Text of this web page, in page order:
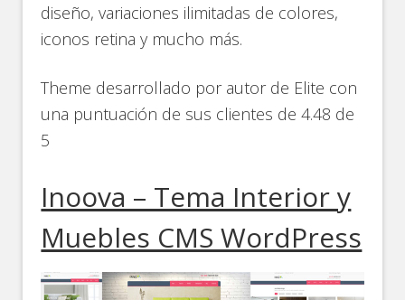
diseño, variaciones ilimitadas de colores,
iconos retina y mucho más.
Theme desarrollado por autor de Elite con
una puntuación de sus clientes de 4.48 de
5
Inoova – Tema Interior y
Muebles CMS WordPress